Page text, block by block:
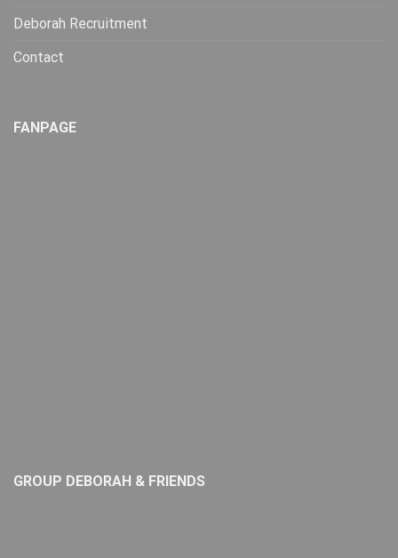
Deborah Recruitment
Contact
FANPAGE
GROUP DEBORAH & FRIENDS